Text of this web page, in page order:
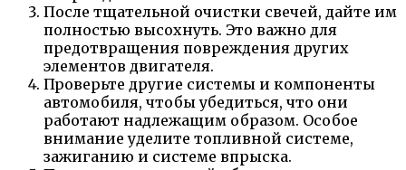
После тщательной очистки свечей, дайте им
полностью высохнуть. Это важно для
предотвращения повреждения других
элементов двигателя.
Проверьте другие системы и компоненты
автомобиля, чтобы убедиться, что они
работают надлежащим образом. Особое
внимание уделите топливной системе,
зажиганию и системе впрыска.